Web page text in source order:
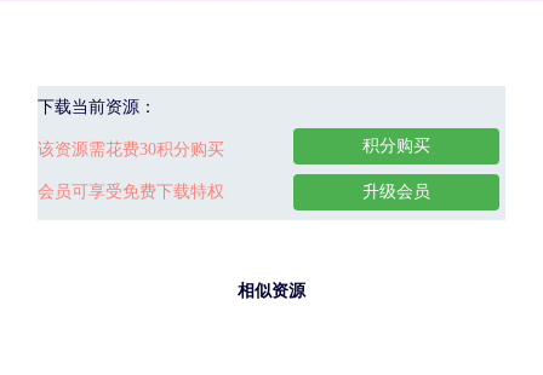
下载当前资源：
该资源需花费30积分购买
会员可享受免费下载特权
积分购买
升级会员
相似资源